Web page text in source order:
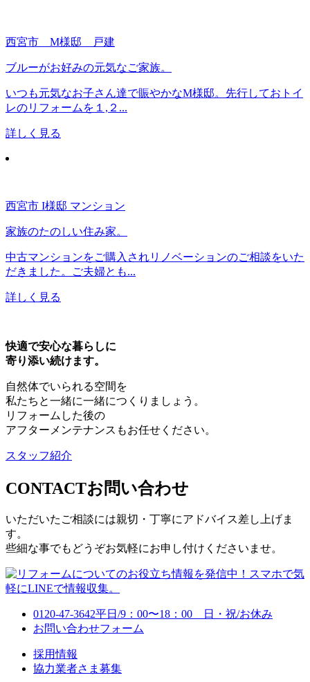
西宮市 M様邸 戸建
ブルーがお好みの元気なご家族。
いつも元気なお子さん達で賑やかなM様邸。先行しておトイ
レのリフォームを１,２...
詳しく見る
西宮市 I様邸 マンション
家族のたのしい住み家。
中古マンションをご購入されリノベーションのご相談をいた
だきました。ご夫婦とも...
詳しく見る
快適で安心な暮らしに
寄り添い続けます。
自然体でいられる空間を
私たちと一緒に一緒につくりましょう。
リフォームした後の
アフターメンテナンスもお任せください。
スタッフ紹介
CONTACTお問い合わせ
いただいたご相談には親切・丁寧にアドバイス差し上げま
す。
些細な事でもどうぞお気軽にお申し付けくださいませ。
0120-47-3642平日/9：00〜18：00 日・祝/お休み
お問い合わせフォーム
採用情報
協力業者さま募集